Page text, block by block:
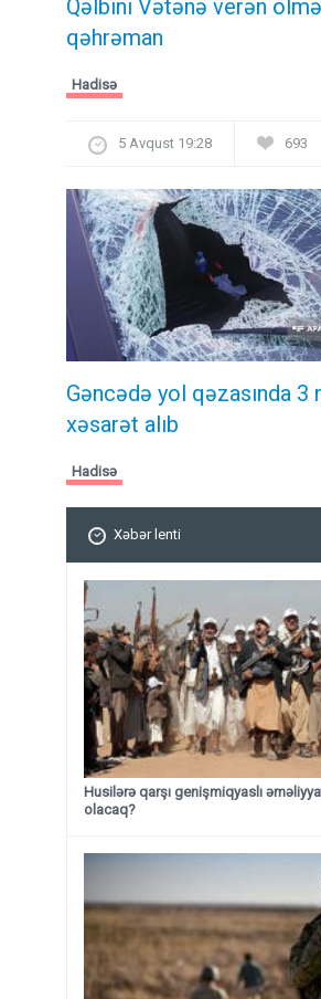
Qəlbini Vətənə verən
qəhrəman
Hadisə
5 Avqust 19:28 693
Gəncədə yol qəzasında 3
xəsarət alıb
Hadisə
Xəbər lenti
Husilərə qarşı genişmiqyaslı
olacaq?